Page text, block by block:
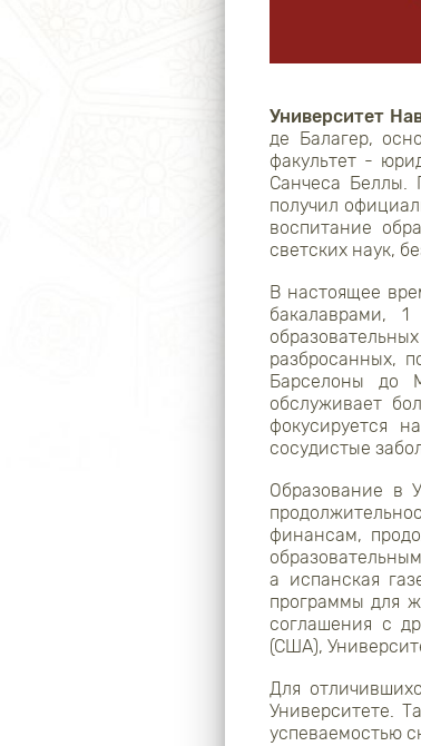
Университет
де Балагер,
факультет -
Санчеса Беллы.
получил
воспитание
светских наук,
В настоящее
бакалаврами,
разбросанных,
Барселоны до
обслуживает
фокусируется
сосудистые
Образование в
финансам,
а испанская
программы для
соглашения с
(США),
Для
Университете.
успеваемостью